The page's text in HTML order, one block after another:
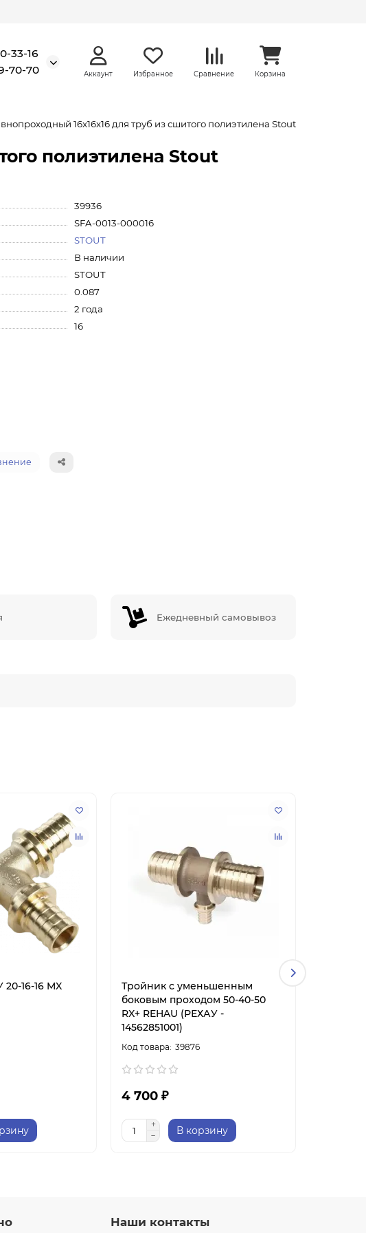
33-16
70-70
Аккаунт Избранное Сравнение Корзина
16x16x16 для труб из сшитого полиэтилена Stout
полиэтилена Stout
39936
SFA-0013-000016
STOUT
В наличии
STOUT
0.087
2 года
16
Ежедневный самовывоз
16-16 MX
Тройник с уменьшенным
боковым проходом 50-40-50
RX+ REHAU (РЕХАУ -
14562851001)
39876
4 700 ₽
В корзину
Наши контакты